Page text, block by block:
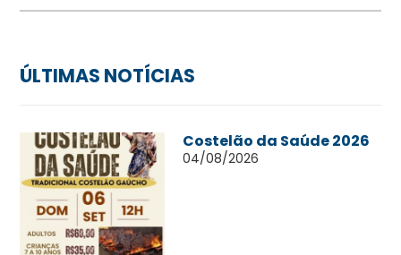
ÚLTIMAS NOTÍCIAS
Costelão da Saúde 2026
04/08/2026